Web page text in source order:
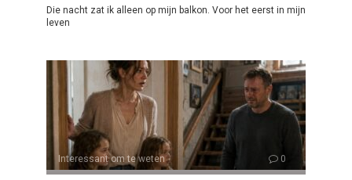
Die nacht zat ik alleen op mijn balkon. Voor het eerst in mijn
leven
Interessant om te weten 0